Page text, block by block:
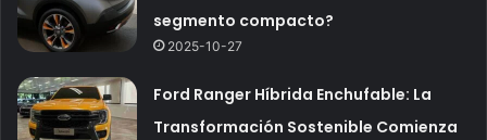
segmento compacto?
2025-10-27
Ford Ranger Híbrida Enchufable: La
Transformación Sostenible Comienza